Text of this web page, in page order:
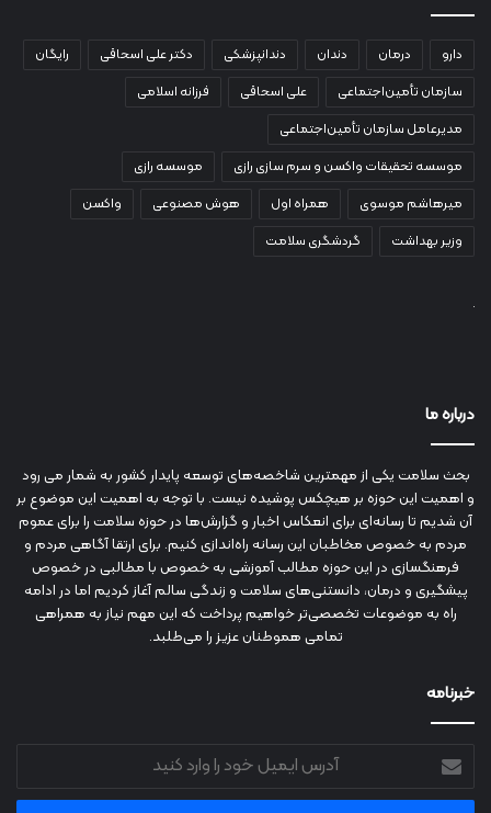
دارو درمان دندان دندانپزشکی دکتر علی اسحاقی
رایگان
سازمان تأمین‌اجتماعی
علی اسحاقی
فرزانه اسلامی
مدیرعامل سازمان تأمین‌اجتماعی
موسسه تحقیقات واکسن و سرم سازی رازی
موسسه رازی
میرهاشم موسوی
همراه اول هوش مصنوعی
واکسن
وزیر بهداشت
گردشگری سلامت
درباره ما
بحث سلامت یکی از مهمترین شاخصه‌های توسعه پایدار کشور به شمار می رود
و اهمیت این حوزه بر هیچکس پوشیده نیست. با توجه به اهمیت این موضوع بر
آن شدیم تا رسانه‌ای برای انعکاس اخبار و گزارش‌ها در حوزه سلامت را برای عموم
مردم به خصوص مخاطبان این رسانه راه‌اندازی کنیم. برای ارتقا آگاهی مردم و
فرهنگسازی در این حوزه مطالب آموزشی به خصوص با مطالبی در خصوص
پیشگیری و درمان، دانستنی‌های سلامت و زندگی سالم آغاز کردیم اما در ادامه
راه به موضوعات تخصصی‌تر خواهیم پرداخت که این مهم نیاز به همراهی
تمامی هموطنان عزیز را می‌طلبد.
خبرنامه
آدرس
ایمیل
خود